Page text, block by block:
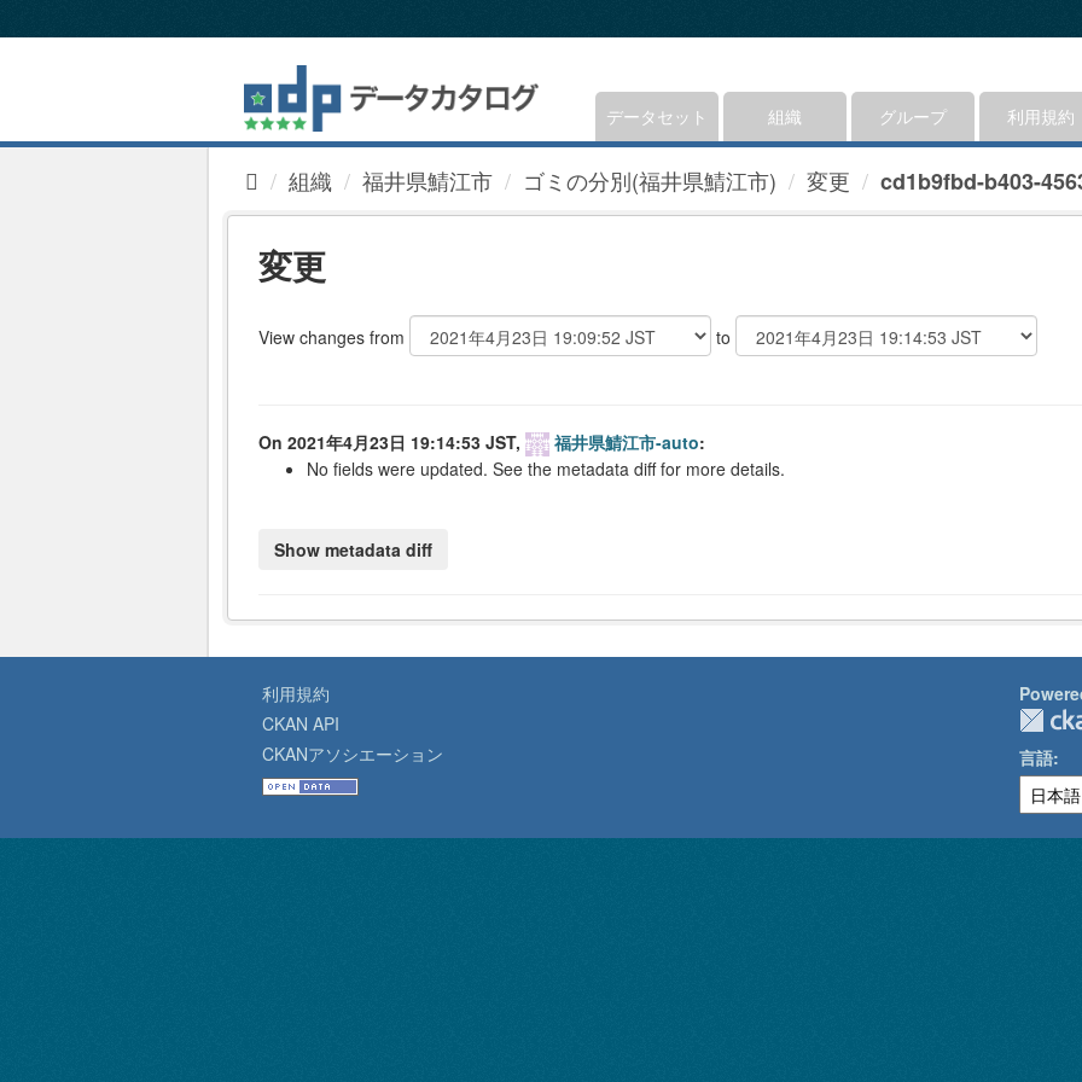
キ
データセット 組織 グループ 利用規約
組織 福井県鯖江市 ゴミの分別(福井県鯖江市) 変更 cd1b9fbd-b403-
変更
View changes from to
On 2021年4月23日 19:14:53 JST, 福井県鯖江市-auto:
No fields were updated. See the metadata diff for more details.
利用規約
CKAN API
CKANアソシエーション
言語